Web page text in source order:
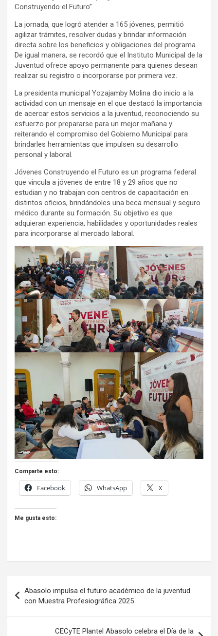
Construyendo el Futuro”.
La jornada, que logró atender a 165 jóvenes, permitió
agilizar trámites, resolver dudas y brindar información
directa sobre los beneficios y obligaciones del programa.
De igual manera, se recordó que el Instituto Municipal de la
Juventud ofrece apoyo permanente para quienes desean
realizar su registro o incorporarse por primera vez.
La presidenta municipal Yozajamby Molina dio inicio a la
actividad con un mensaje en el que destacó la importancia
de acercar estos servicios a la juventud, reconociendo su
esfuerzo por prepararse para un mejor mañana y
reiterando el compromiso del Gobierno Municipal para
brindarles herramientas que impulsen su desarrollo
personal y laboral.
Jóvenes Construyendo el Futuro es un programa federal
que vincula a jóvenes de entre 18 y 29 años que no
estudian y no trabajan con centros de capacitación en
distintos oficios, brindándoles una beca mensual y seguro
médico durante su formación. Su objetivo es que
adquieran experiencia, habilidades y oportunidades reales
para incorporarse al mercado laboral.
Comparte esto:
Facebook WhatsApp X
Me gusta esto:
de
entradas
Abasolo impulsa el futuro académico de la juventud
con Muestra Profesiográfica 2025
CECyTE Plantel Abasolo celebra el Día de la